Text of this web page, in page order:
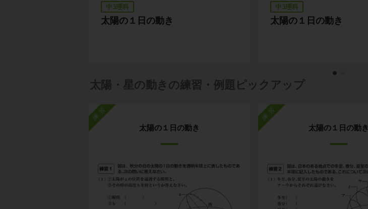
太陽の１日の動き
中3理科
太陽の１日の動き
中3理科
太陽・星の動きの練習・例題ピックアップ
練習
太陽の１日の動き
練習
太陽の１日の動き